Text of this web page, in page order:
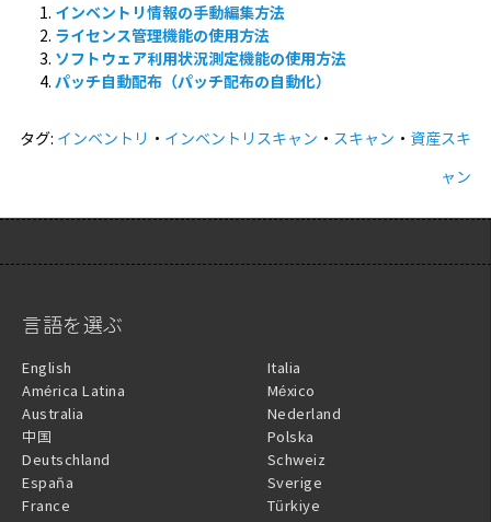
インベントリ情報の手動編集方法
ライセンス管理機能の使用方法
ソフトウェア利用状況測定機能の使用方法
パッチ自動配布（パッチ配布の自動化）
タグ: インベントリ ・ インベントリスキャン ・ スキャン ・ 資産スキ
ャン
言語を選ぶ
English
América Latina
Australia
中国
Deutschland
España
France
Italia
México
Nederland
Polska
Schweiz
Sverige
Türkiye